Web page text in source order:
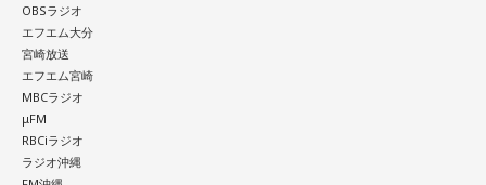
OBSラジオ
エフエム大分
宮崎放送
エフエム宮崎
MBCラジオ
μFM
RBCiラジオ
ラジオ沖縄